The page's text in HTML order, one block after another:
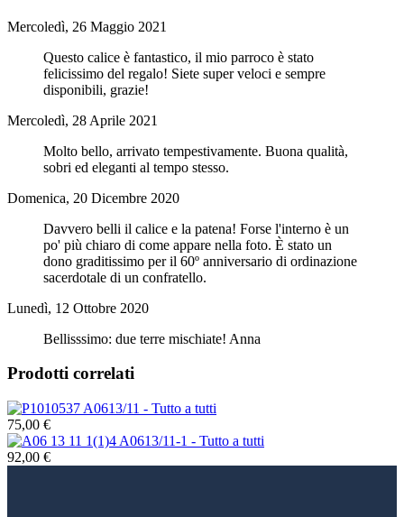
Mercoledì, 26 Maggio 2021
Questo calice è fantastico, il mio parroco è stato
felicissimo del regalo! Siete super veloci e sempre
disponibili, grazie!
Mercoledì, 28 Aprile 2021
Molto bello, arrivato tempestivamente. Buona qualità,
sobri ed eleganti al tempo stesso.
Domenica, 20 Dicembre 2020
Davvero belli il calice e la patena! Forse l'interno è un
po' più chiaro di come appare nella foto. È stato un
dono graditissimo per il 60º anniversario di ordinazione
sacerdotale di un confratello.
Lunedì, 12 Ottobre 2020
Bellisssimo: due terre mischiate! Anna
Prodotti correlati
A0613/11 - Tutto a tutti
75,00 €
A0613/11-1 - Tutto a tutti
92,00 €